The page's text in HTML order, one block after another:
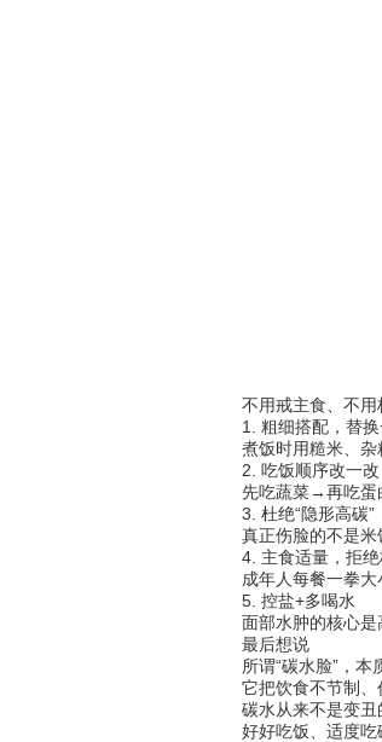
不用戒主食、不用极
1. 粗细搭配，替换
煮饭时用糙米、杂粮
2. 吃饭顺序改一改
先吃蔬菜→再吃蛋白
3. 杜绝“隐形高碳”
真正伤脸的不是米饭
4. 主食适量，拒绝
成年人每餐一拳大小
5. 控盐+多喝水
面部水肿的核心是高
最后想说
所谓“碳水脸”，本质
它把饮食不节制、作
碳水从来不是变丑
好好吃饭、适度吃碳